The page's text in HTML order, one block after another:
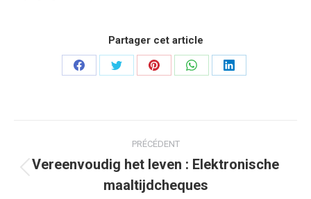
Partager cet article
PartagerPartagerPartagerPartagerPartager
article
PRÉCÉDENT
précédent
Vereenvoudig het leven : Elektronische
maaltijdcheques